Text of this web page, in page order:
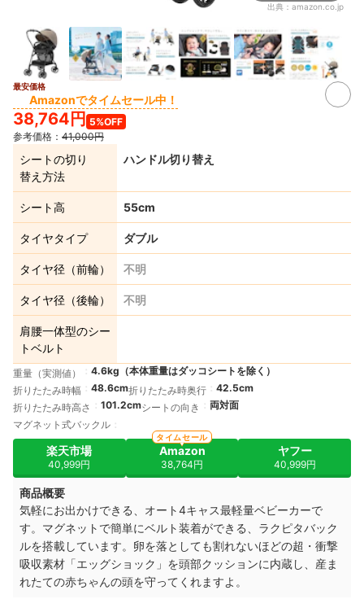
出典： amazon.co.jp
最安価格
Amazonでタイムセール中！
38,764円 5%OFF
参考価格： 41,000円
シートの切り
替え方法
ハンドル切り替え
シート高 55cm
タイヤタイプ ダブル
タイヤ径（前輪） 不明
タイヤ径（後輪） 不明
肩腰一体型のシー
トベルト
重量（実測値）
4.6kg（本体重量はダッコシートを除く）
折りたたみ時幅
48.6cm折りたたみ時奥行
42.5cm
折りたたみ時高さ
101.2cmシートの向き
両対面
マグネット式バックル
楽天市場
40,999円
Amazon
38,764円
タイムセール
ヤフー
40,999円
商品概要
気軽にお出かけできる、オート4キャス最軽量ベビーカーで
す。マグネットで簡単にベルト装着ができる、ラクピタバック
ルを搭載しています。卵を落としても割れないほどの超・衝撃
吸収素材「エッグショック」を頭部クッションに内蔵し、産ま
れたての赤ちゃんの頭を守ってくれますよ。